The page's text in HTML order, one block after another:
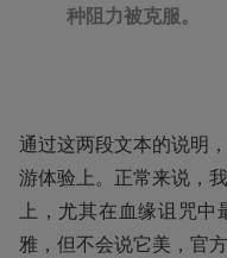
种阻力被克服。
通过这两段文本的说明
游体验上。正常来说，
上，尤其在血缘诅咒中
雅，但不会说它美，官